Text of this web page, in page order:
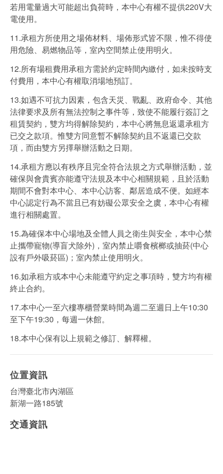
若用電量過大可能超出負荷時，本中心有權不提供220V大
電使用。
11.承租方所使用之場佈材料、場佈形式皆不限，惟不得使
用危險、易燃物品等，室內空間禁止使用明火。
12.所有場租費用承租方需於約定時間內繳付，如未按時支
付費用，本中心有權取消場地預訂。
13.如遇不可抗力因素，包含天災、戰亂、政府命令、其他
法律要求及所有無法控制之事件等，致使不能履行簽訂之
租賃契約，雙方均得解除契約，本中心將無息返還承租方
已交之款項。惟雙方同意暫不解除契約且不返還已交款
項，而由雙方另擇舉辦活動之日期。
14.承租方應以有秩序且完全符合法規之方式舉辦活動，並
確保與會貴賓亦能遵守法規及本中心相關規範，且於活動
期間不會對本中心、本中心訪客、鄰居造成不便。如經本
中心認定行為不當且已有妨礙公眾安全之虞，本中心有權
進行相關處置。
15.為確保本中心場地及全體人員之衛生與安全，本中心禁
止攜帶寵物(導盲犬除外)，室內禁止嚼食檳榔或抽菸(中心
設有戶外吸菸區)；室內禁止使用明火。
16.如承租方或本中心未能遵守約定之事項時，雙方均有權
終止合約。
17.本中心一至六樓專櫃營業時間為週二至週日上午10:30
至下午19:30，每週一休館。
18.本中心保有以上規範之修訂、解釋權。
位置資訊
台灣臺北市內湖區
新湖一路185號
交通資訊